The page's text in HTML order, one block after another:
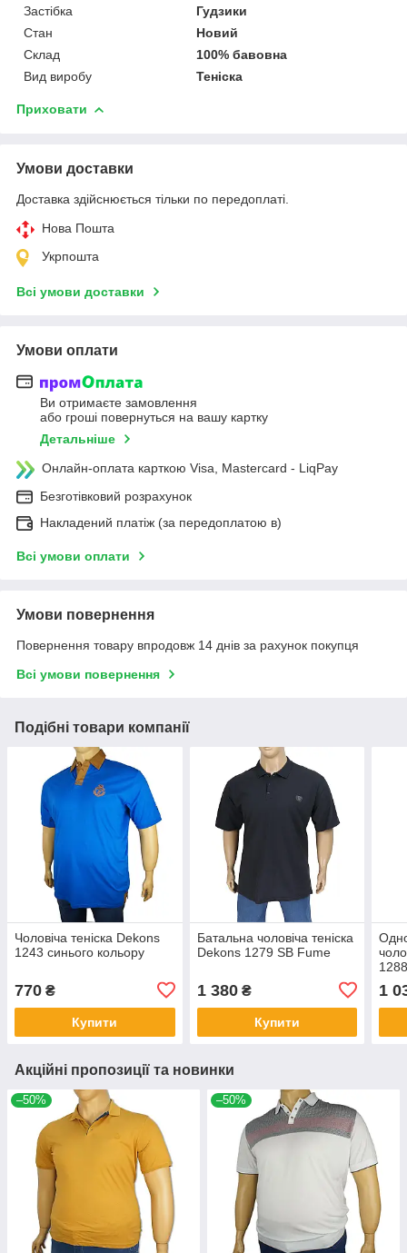
Застібка
Гудзики
Стан
Новий
Склад
100% бавовна
Вид виробу
Теніска
Приховати
Умови доставки
Доставка здійснюється тільки по передоплаті.
Нова Пошта
Укрпошта
Всі умови доставки
Умови оплати
Ви отримаєте замовлення
або гроші повернуться на вашу картку
Детальніше
Онлайн-оплата карткою Visa, Mastercard - LiqPay
Безготівковий розрахунок
Накладений платіж (за передоплатою в)
Всі умови оплати
Умови повернення
Повернення товару впродовж 14 днів за рахунок покупця
Всі умови повернення
Подібні товари компанії
Чоловіча теніска Dekons
1243 синього кольору
770 ₴
Купити
Батальна чоловіча теніска
Dekons 1279 SB Fume
1 380₴
Купити
1
Акційні пропозиції та новинки
–50% –50%